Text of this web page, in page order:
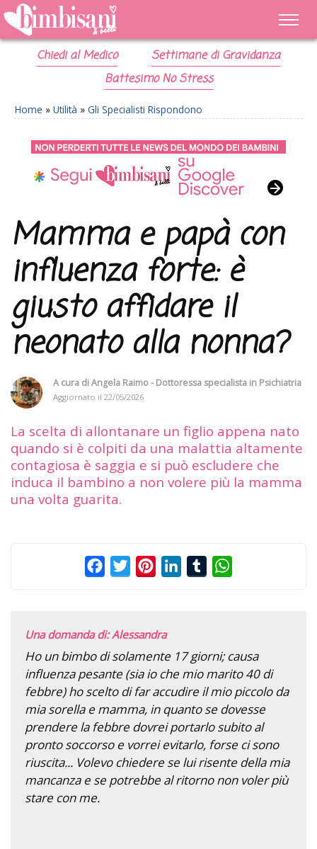
Chiedi al Medico
Settimane di Gravidanza
Battesimo No Stress
Home » Utilità » Gli Specialisti Rispondono
Mamma e papà con
influenza forte: è
giusto affidare il
neonato alla nonna?
A cura diAngela Raimo - Dottoressa specialista in Psichiatria
Aggiornato il 22/05/2026
La scelta di allontanare un figlio appena nato
quando si è colpiti da una malattia altamente
contagiosa è saggia e si può escludere che
induca il bambino a non volere più la mamma
una volta guarita.
FacebookTwitterPinterestLinkedInTumblr
Una domanda di: Alessandra
Ho un bimbo di solamente 17 giorni; causa
influenza pesante (sia io che mio marito 40 di
febbre) ho scelto di far accudire il mio piccolo da
mia sorella e mamma, in quanto se dovesse
prendere la febbre dovrei portarlo subito al
pronto soccorso e vorrei evitarlo, forse ci sono
riuscita... Volevo chiedere se lui risente della mia
mancanza e se potrebbe al ritorno non voler più
stare con me.